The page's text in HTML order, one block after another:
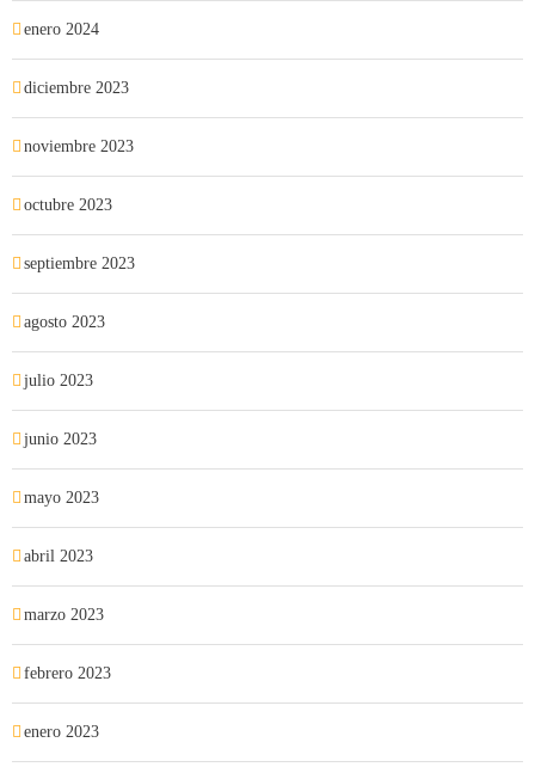
enero 2024
diciembre 2023
noviembre 2023
octubre 2023
septiembre 2023
agosto 2023
julio 2023
junio 2023
mayo 2023
abril 2023
marzo 2023
febrero 2023
enero 2023